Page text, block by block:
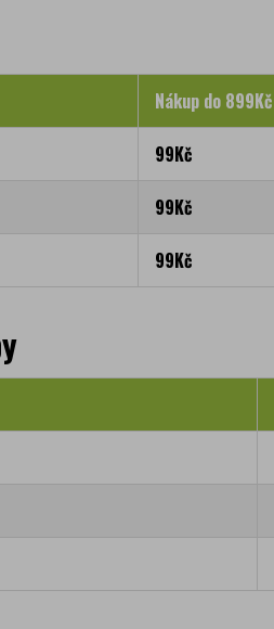
Nákup do 899Kč
99Kč
99Kč
99Kč